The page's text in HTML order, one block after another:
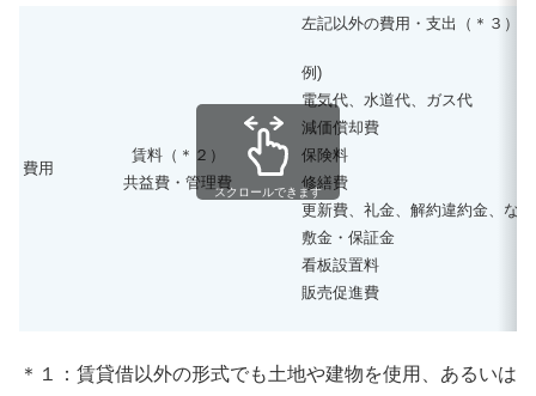
費用
賃料（＊２）
共益費・管理費
左記以外の費用・支出（＊３）
例)
電気代、水道代、ガス代
減価償却費
保険料
修繕費
更新費、礼金、解約違約金、など
敷金・保証金
看板設置料
販売促進費
スクロールできます
＊１：賃貸借以外の形式でも土地や建物を使用、あるいは